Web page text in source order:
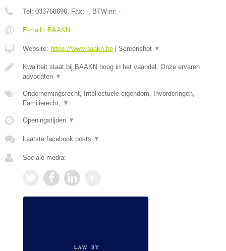
Tel: 033768696, Fax: -, BTW-nr: -
E-mail › BAAKN
Website: https://www.baakn.be Screenshot ▼
Kwaliteit staat bij BAAKN hoog in het vaandel. Onze ervaren
advocaten ▼
Ondernemingsrecht, Intellectuele eigendom, Invorderingen,
Familierecht, ▼
Openingstijden ▼
Laatste facebook posts ▼
Sociale media: